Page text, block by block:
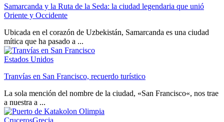
Samarcanda y la Ruta de la Seda: la ciudad legendaria que unió
Oriente y Occidente
Ubicada en el corazón de Uzbekistán, Samarcanda es una ciudad
mítica que ha pasado a ...
Estados Unidos
Tranvías en San Francisco, recuerdo turístico
La sola mención del nombre de la ciudad, «San Francisco«, nos trae
a nuestra a ...
CrucerosGrecia